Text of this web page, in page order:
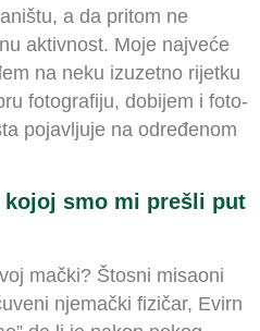
a da pritom ne
aktivnost. Moje najveće
na neku izuzetno rijetku
fotografiju, dobijem i foto-
pojavljuje na određenom
smo mi prešli put
mački? Štosni misaoni
njemački fizičar, Evirn